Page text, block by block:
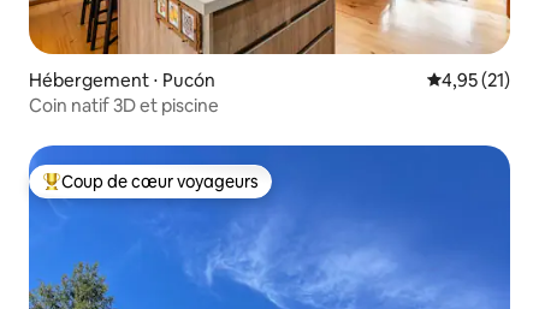
Hébergement ⋅ Pucón Évaluation
4,95 (21)
Coin natif 3D et piscine
Coups de cœur voyageurs les plus appréciés
Coup de cœur voyageurs